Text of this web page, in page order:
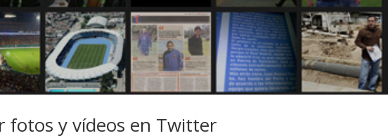
fotos y vídeos en Twitter